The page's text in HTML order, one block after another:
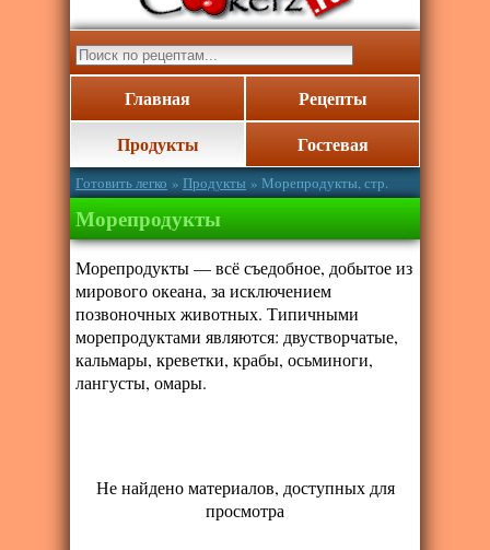
Главная
Рецепты
Продукты
Гостевая
Готовить легко » Продукты » Морепродукты, стр.
Морепродукты
Морепродукты — всё съедобное, добытое из
мирового океана, за исключением
позвоночных животных. Типичными
морепродуктами являются: двустворчатые,
кальмары, креветки, крабы, осьминоги,
лангусты, омары.
Не найдено материалов, доступных для
просмотра